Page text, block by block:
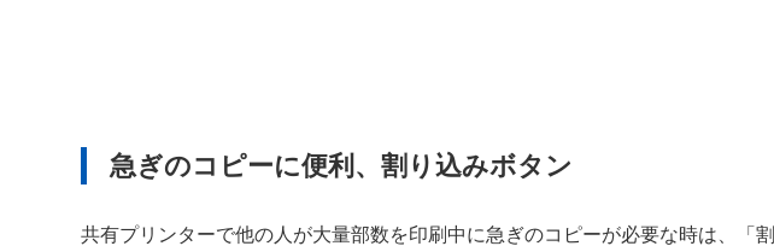
急ぎのコピーに便利、割り込みボタン
共有プリンターで他の人が大量部数を印刷中に急ぎのコピーが必要な時は、